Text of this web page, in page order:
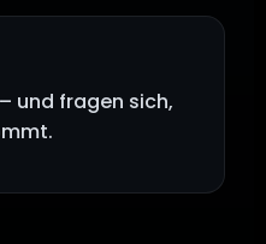
und fragen sich,